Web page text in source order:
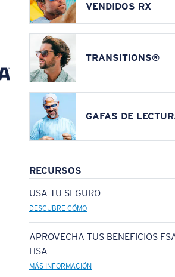
VENDIDOS RX
TRANSITIONS®
GAFAS DE
RECURSOS
USA TU SEGURO
DESCUBRE CÓMO
APROVECHA TUS BENEFICIOS
HSA
MÁS INFORMACIÓN